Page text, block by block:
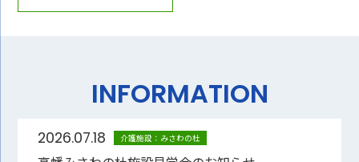
INFORMATION
2026.07.18 介護施設：みさわの杜